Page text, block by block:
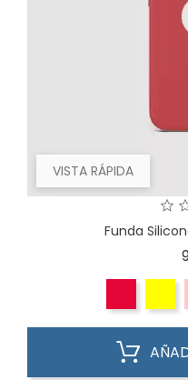
VISTA RÁPIDA
Funda